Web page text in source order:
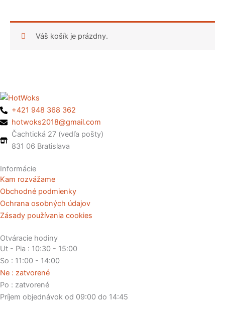
Váš košík je prázdny.
+421 948 368 362
hotwoks2018@gmail.com
Čachtická 27 (vedľa pošty)
831 06 Bratislava
Informácie
Kam rozvážame
Obchodné podmienky
Ochrana osobných údajov
Zásady používania cookies
Otváracie hodiny
Ut - Pia : 10:30 - 15:00
So : 11:00 - 14:00
Ne : zatvorené
Po : zatvorené
Príjem objednávok od 09:00 do 14:45